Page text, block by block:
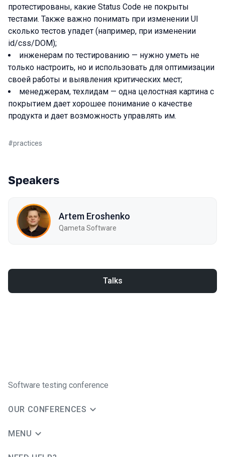
протестированы, какие Status Code не покрыты
тестами. Также важно понимать при изменении UI
сколько тестов упадет (например, при изменении
id/css/DOM);
инженерам по тестированию — нужно уметь не
только настроить, но и использовать для оптимизации
своей работы и выявления критических мест;
менеджерам, техлидам — одна целостная картина с
покрытием дает хорошее понимание о качестве
продукта и дает возможность управлять им.
#practices
Speakers
Artem Eroshenko
Qameta Software
Talks
Software testing conference
OUR CONFERENCES
MENU